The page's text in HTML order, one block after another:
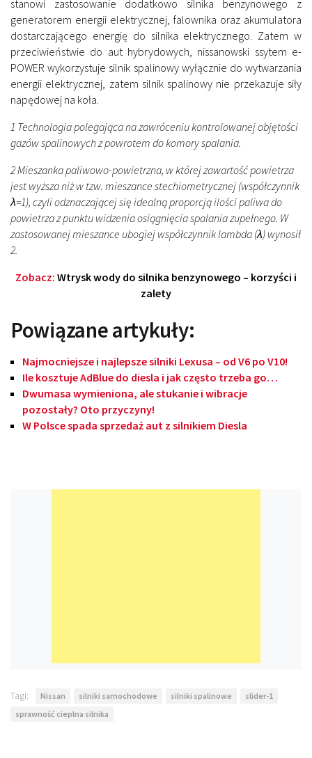
stanowi zastosowanie dodatkowo silnika benzynowego z
generatorem energii elektrycznej, falownika oraz akumulatora
dostarczającego energię do silnika elektrycznego. Zatem w
przeciwieństwie do aut hybrydowych, nissanowski ssytem e-
POWER wykorzystuje silnik spalinowy wyłącznie do wytwarzania
energii elektrycznej, zatem silnik spalinowy nie przekazuje siły
napędowej na koła.
1 Technologia polegająca na zawróceniu kontrolowanej objętości
gazów spalinowych z powrotem do komory spalania.
2 Mieszanka paliwowo-powietrzna, w której zawartość powietrza
jest wyższa niż w tzw. mieszance stechiometrycznej (współczynnik
λ=1), czyli odznaczającej się idealną proporcją ilości paliwa do
powietrza z punktu widzenia osiągnięcia spalania zupełnego. W
zastosowanej mieszance ubogiej współczynnik lambda (λ) wynosił
2.
Zobacz: Wtrysk wody do silnika benzynowego – korzyści i
zalety
Powiązane artykuły:
Najmocniejsze i najlepsze silniki Lexusa – od V6 po V10!
Ile kosztuje AdBlue do diesla i jak często trzeba go…
Dwumasa wymieniona, ale stukanie i wibracje
pozostały? Oto przyczyny!
W Polsce spada sprzedaż aut z silnikiem Diesla
Tagi: Nissan silniki samochodowe silniki spalinowe
slider-1
sprawność cieplna silnika